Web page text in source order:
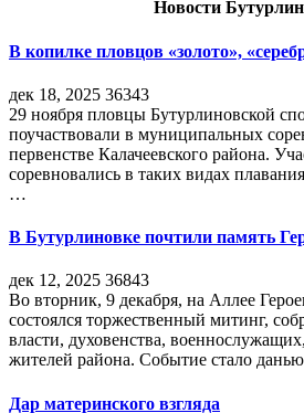
Новости
В копилке пловцов «золото»,
дек 18, 2025 36343
29 ноября пловцы Бутурлиновской
поучаствовали в муниципальных
первенстве Калачеевского района.
соревновались в таких видах
…
В Бутурлиновке почтили память
дек 12, 2025 36843
Во вторник, 9 декабря, на Аллее
состоялся торжественный митинг,
власти, духовенства,
жителей района. Событие стало
Дар материнского взгляда